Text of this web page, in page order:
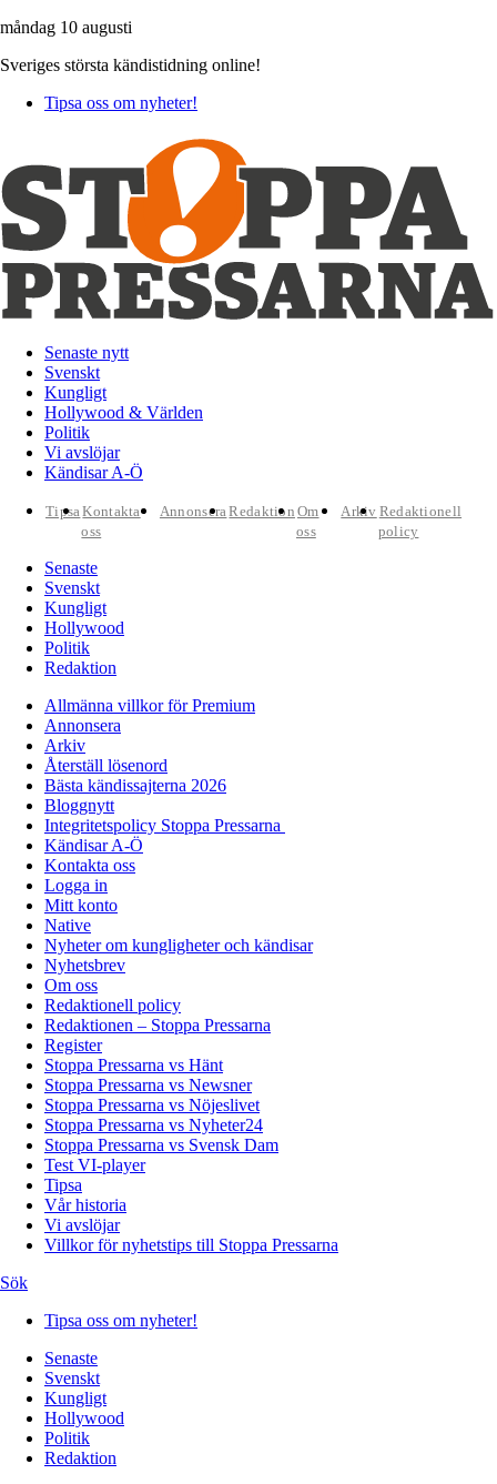
måndag 10 augusti
Sveriges största kändistidning online!
Tipsa oss om nyheter!
Senaste nytt
Svenskt
Kungligt
Hollywood & Världen
Politik
Vi avslöjar
Kändisar A-Ö
TipsaKontakta
oss
AnnonseraRedaktion Om
oss
Arkiv Redaktionell
policy
Senaste
Svenskt
Kungligt
Hollywood
Politik
Redaktion
Allmänna villkor för Premium
Annonsera
Arkiv
Återställ lösenord
Bästa kändissajterna 2026
Bloggnytt
Integritetspolicy Stoppa Pressarna
Kändisar A-Ö
Kontakta oss
Logga in
Mitt konto
Native
Nyheter om kungligheter och kändisar
Nyhetsbrev
Om oss
Redaktionell policy
Redaktionen – Stoppa Pressarna
Register
Stoppa Pressarna vs Hänt
Stoppa Pressarna vs Newsner
Stoppa Pressarna vs Nöjeslivet
Stoppa Pressarna vs Nyheter24
Stoppa Pressarna vs Svensk Dam
Test VI-player
Tipsa
Vår historia
Vi avslöjar
Villkor för nyhetstips till Stoppa Pressarna
Sök
Tipsa oss om nyheter!
Senaste
Svenskt
Kungligt
Hollywood
Politik
Redaktion